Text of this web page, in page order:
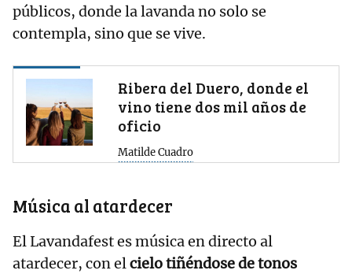
públicos, donde la lavanda no solo se
contempla, sino que se vive.
Ribera del Duero, donde el
vino tiene dos mil años de
oficio
Matilde Cuadro
Música al atardecer
El Lavandafest es música en directo al
atardecer, con elcielo tiñéndose de tonos